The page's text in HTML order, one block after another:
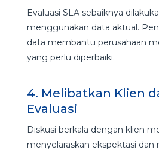
Evaluasi SLA sebaiknya
menggunakan data aktual.
data membantu perusahaan
yang perlu diperbaiki.
4. Melibatkan Klien
Evaluasi
Diskusi berkala dengan klien
menyelaraskan ekspektasi